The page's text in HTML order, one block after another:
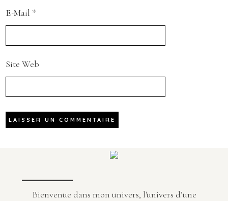
E-Mail *
Site Web
Bienvenue dans mon univers, l'univers d’une